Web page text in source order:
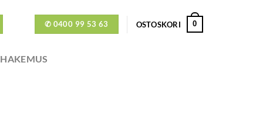
✆ 0400 99 53 63 OSTOSKORI 0